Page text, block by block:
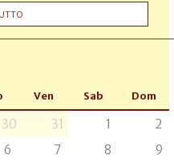
Ven Sab Dom
30 31 1
2
6 7 8
9